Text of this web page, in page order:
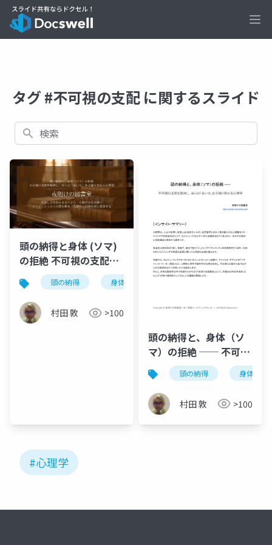
タグ #不可視の支配 に関するスライド
検索
頭の納得と身体 (ソマ)
の拒絶 不可視の支配を
解体し自らの「赤い
糸」を手繰り寄せる心
理学
頭の納得 身体の拒絶
村田 敦 >100
頭の納得と、身体（ソ
マ）の拒絶 ── 不可視
の支配を解体し、自ら
の「赤い糸」を手繰り
寄せる心理学
頭の納得 身体の拒
村田 敦 >100
#心理学